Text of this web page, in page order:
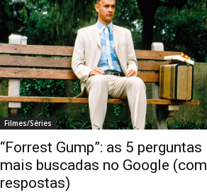
Filmes/Séries
“Forrest Gump”: as 5 perguntas
mais buscadas no Google (com
respostas)